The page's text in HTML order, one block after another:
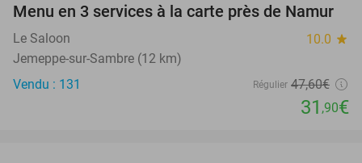
33%
Menu en 3 services à la carte près de Namur
Le Saloon 10.0 star
Jemeppe-sur-Sambre (12 km)
Vendu : 131
Régulier 47,60€
31 ,90€